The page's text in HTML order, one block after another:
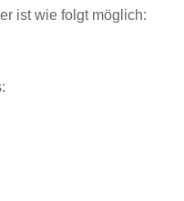
ist wie folgt möglich: